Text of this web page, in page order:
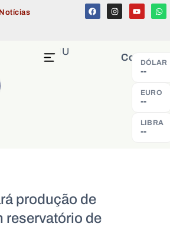
Cotação
DÓLAR
--
EURO
--
LIBRA
--
MENU
produção de
reservatório de